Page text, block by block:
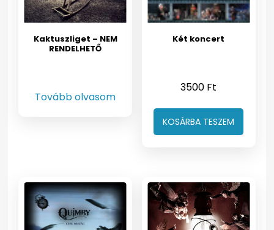
Kaktuszliget – NEM
RENDELHETŐ
Tovább olvasom
Két koncert
3500 Ft
KOSÁRBA TESZEM